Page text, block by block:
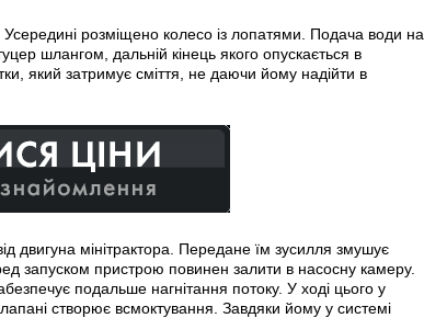
розміщено колесо із лопатями. Подача води на
шлангом, дальній кінець якого опускається в
який затримує сміття, не даючи йому надійти в
двигуна мінітрактора. Передане їм зусилля змушує
запуском пристрою повинен залити в насосну камеру.
подальше нагнітання потоку. У ході цього у
створює всмоктування. Завдяки йому у системі